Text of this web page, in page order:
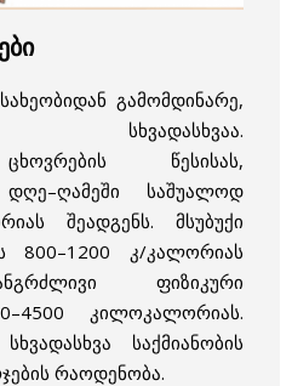
გამომდინარე,
სხვადასხვაა.
წესისას,
დღე–ღამეში საშუალოდ
შეადგენს. მსუბუქი
800–1200 კ/კალორიას
ფიზიკური
კილოკალორიას.
საქმიანობის
რაოდენობა.